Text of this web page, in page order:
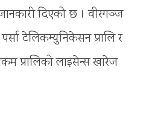
दिएको छ । वीरगञ्ज
टेलिकम्युनिकेसन प्रालि र
प्रालिको लाइसेन्स खारेज